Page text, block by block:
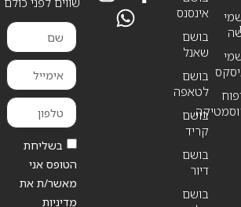
אינסנס
בושם
שאנל
בושם
לטאפה
בושם
קריד
בושם
דיור
בושם
בשליחת
הטופס אני
מאשר/ת את
מדיניות